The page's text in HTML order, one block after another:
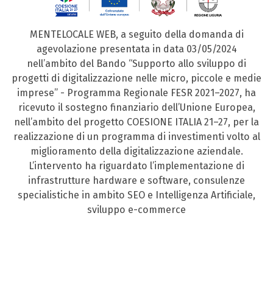
MENTELOCALE WEB, a seguito della domanda di
agevolazione presentata in data 03/05/2024
nell’ambito del Bando “Supporto allo sviluppo di
progetti di digitalizzazione nelle micro, piccole e medie
imprese” - Programma Regionale FESR 2021–2027, ha
ricevuto il sostegno finanziario dell’Unione Europea,
nell’ambito del progetto COESIONE ITALIA 21–27, per la
realizzazione di un programma di investimenti volto al
miglioramento della digitalizzazione aziendale.
L’intervento ha riguardato l’implementazione di
infrastrutture hardware e software, consulenze
specialistiche in ambito SEO e Intelligenza Artificiale,
sviluppo e-commerce